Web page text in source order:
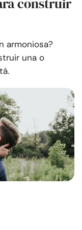
construir
armoniosa?
una o